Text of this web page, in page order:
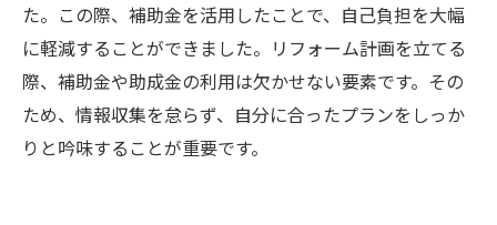
た。この際、補助金を活用したことで、自己負担を大幅
に軽減することができました。リフォーム計画を立てる
際、補助金や助成金の利用は欠かせない要素です。その
ため、情報収集を怠らず、自分に合ったプランをしっか
りと吟味することが重要です。